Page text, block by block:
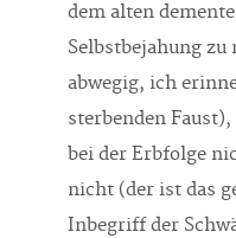
dem alten
Selbstbejahung
abwegig, ich
sterbenden
bei der Erbfolge
nicht (der ist das
Inbegriff der